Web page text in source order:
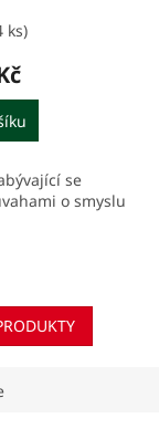
ks)
se
o smyslu